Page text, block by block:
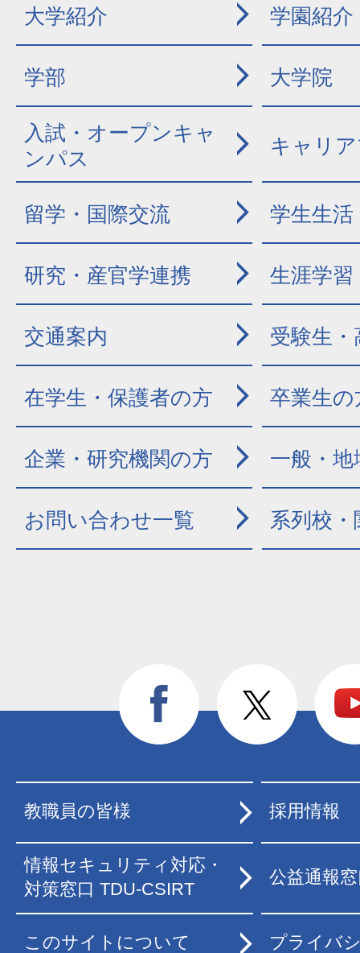
大学紹介 学園紹介
学部 大学院
入試・オープンキャ
ンパス
キャリ
留学・国際交流 学生生活
研究・産官学連携 生涯学習
交通案内 受験生
在学生・保護者の方 卒業生の
企業・研究機関の方 一般・地
お問い合わせ一覧 系列校
教職員の皆様 採用情報
情報セキュリティ対応・
対策窓口 TDU-CSIRT
公益通報
このサイトについて プライバ